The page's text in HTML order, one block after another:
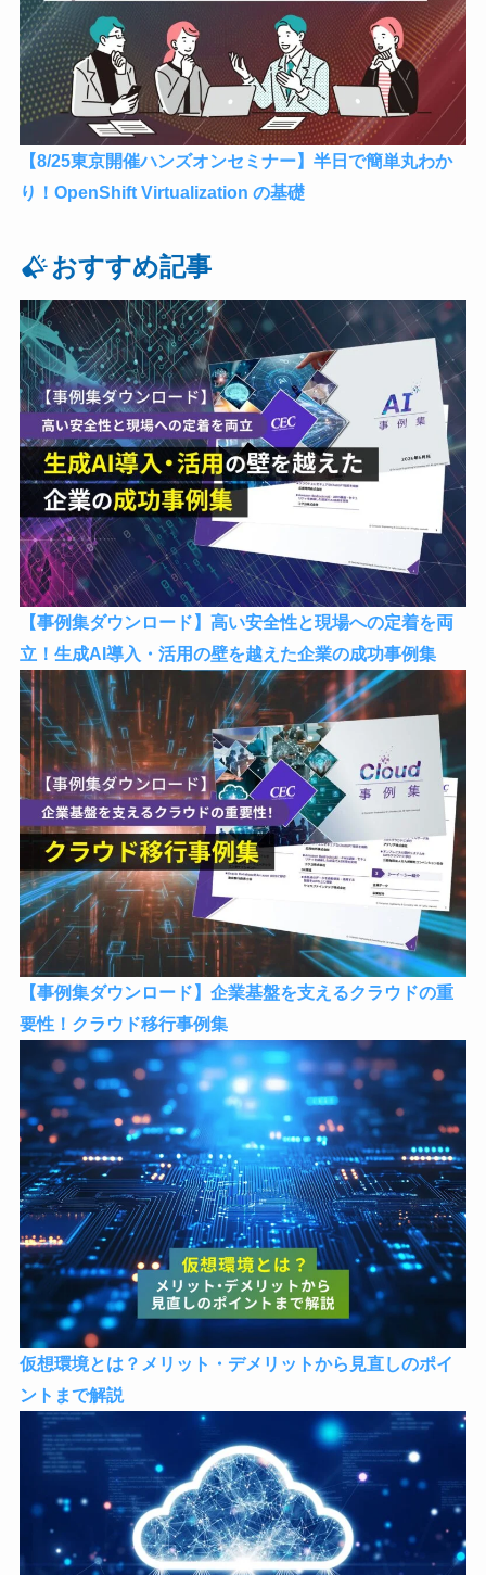
【8/25東京開催ハンズオンセミナー】半日で簡単丸わか
り！OpenShift Virtualization の基礎
おすすめ記事
【事例集ダウンロード】高い安全性と現場への定着を両
立！生成AI導入・活用の壁を越えた企業の成功事例集
【事例集ダウンロード】企業基盤を支えるクラウドの重
要性！クラウド移行事例集
仮想環境とは？メリット・デメリットから見直しのポイ
ントまで解説